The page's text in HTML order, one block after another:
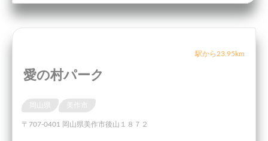
駅から23.95km
愛の村パーク
美作市
〒707-0401 岡山県美作市後山１８７２